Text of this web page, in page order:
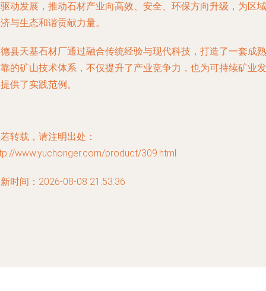
动发展，推动石材产业向高效、安全、环保方向升级，为区域
与生态和谐贡献力量。
县天基石材厂通过融合传统经验与现代科技，打造了一套成熟
的矿山技术体系，不仅提升了产业竞争力，也为可持续矿业发
供了实践范例。
转载，请注明出处：
www.yuchonger.com/product/309.html
时间：2026-08-08 21:53:36